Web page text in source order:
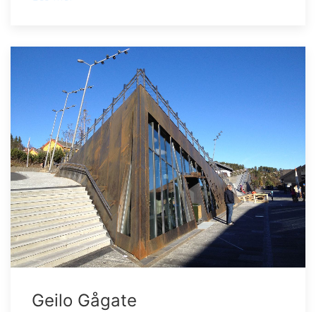
Geilo Gågate